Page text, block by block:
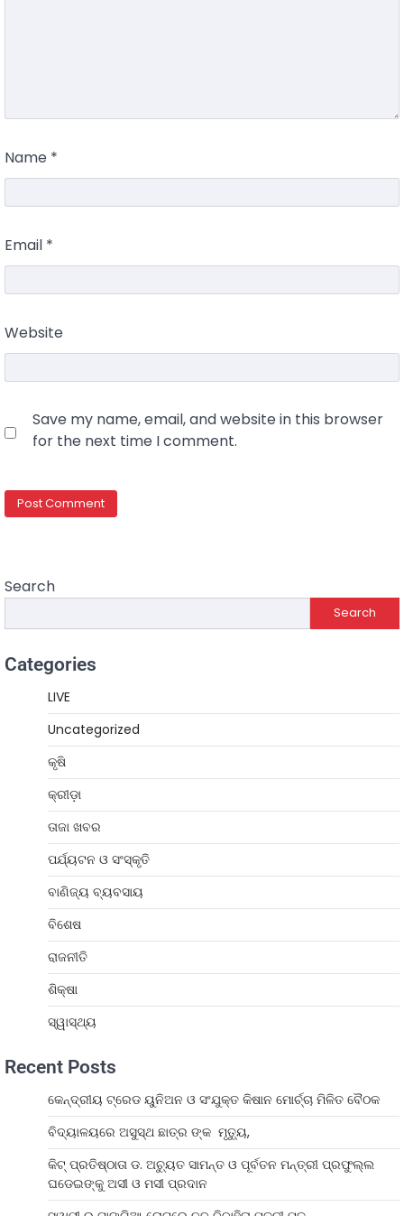
Name *
Email *
Website
Save my name, email, and website in this browser
for the next time I comment.
Search
Search
Categories
LIVE
Uncategorized
କୃଷି
କ୍ରୀଡ଼ା
ତାଜା ଖବର
ପର୍ଯ୍ୟଟନ ଓ ସଂସ୍କୃତି
ବାଣିଜ୍ୟ ବ୍ୟବସାୟ
ବିଶେଷ
ରାଜନୀତି
ଶିକ୍ଷା
ସ୍ୱାସ୍ଥ୍ୟ
Recent Posts
କେନ୍ଦ୍ରୀୟ ଟ୍ରେଡ ୟୁନିଅନ ଓ ସଂଯୁକ୍ତ କିଷାନ ମୋର୍ଚ୍ଚା ମିଳିତ ବୈଠକ
ବିଦ୍ୟାଳୟରେ ଅସୁସ୍ଥ ଛାତ୍ର ଙ୍କ ମୃତ୍ୟୁ,
କିଟ୍ ପ୍ରତିଷ୍ଠାତା ଡ. ଅଚୁ୍ୟତ ସାମନ୍ତ ଓ ପୂର୍ବତନ ମନ୍ତ୍ରୀ ପ୍ରଫୁଲ୍ଲ
ଘଡେଇଙ୍କୁ ଅସୀ ଓ ମସୀ ପ୍ରଦାନ